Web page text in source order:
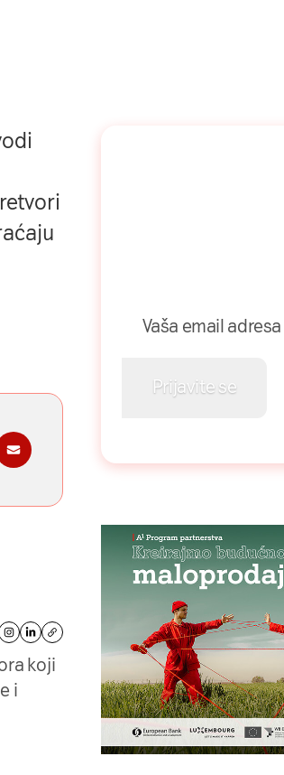
Tviteruna Linkdinu
Podelite na imejl
koji
i